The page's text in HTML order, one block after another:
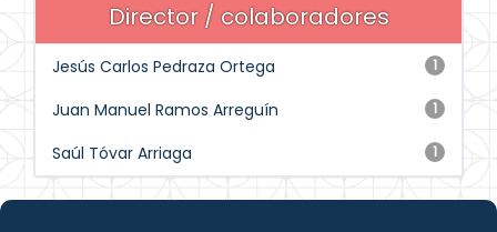
Director / colaboradores
1
Jesús Carlos Pedraza Ortega
1
Juan Manuel Ramos Arreguín
1
Saúl Tóvar Arriaga